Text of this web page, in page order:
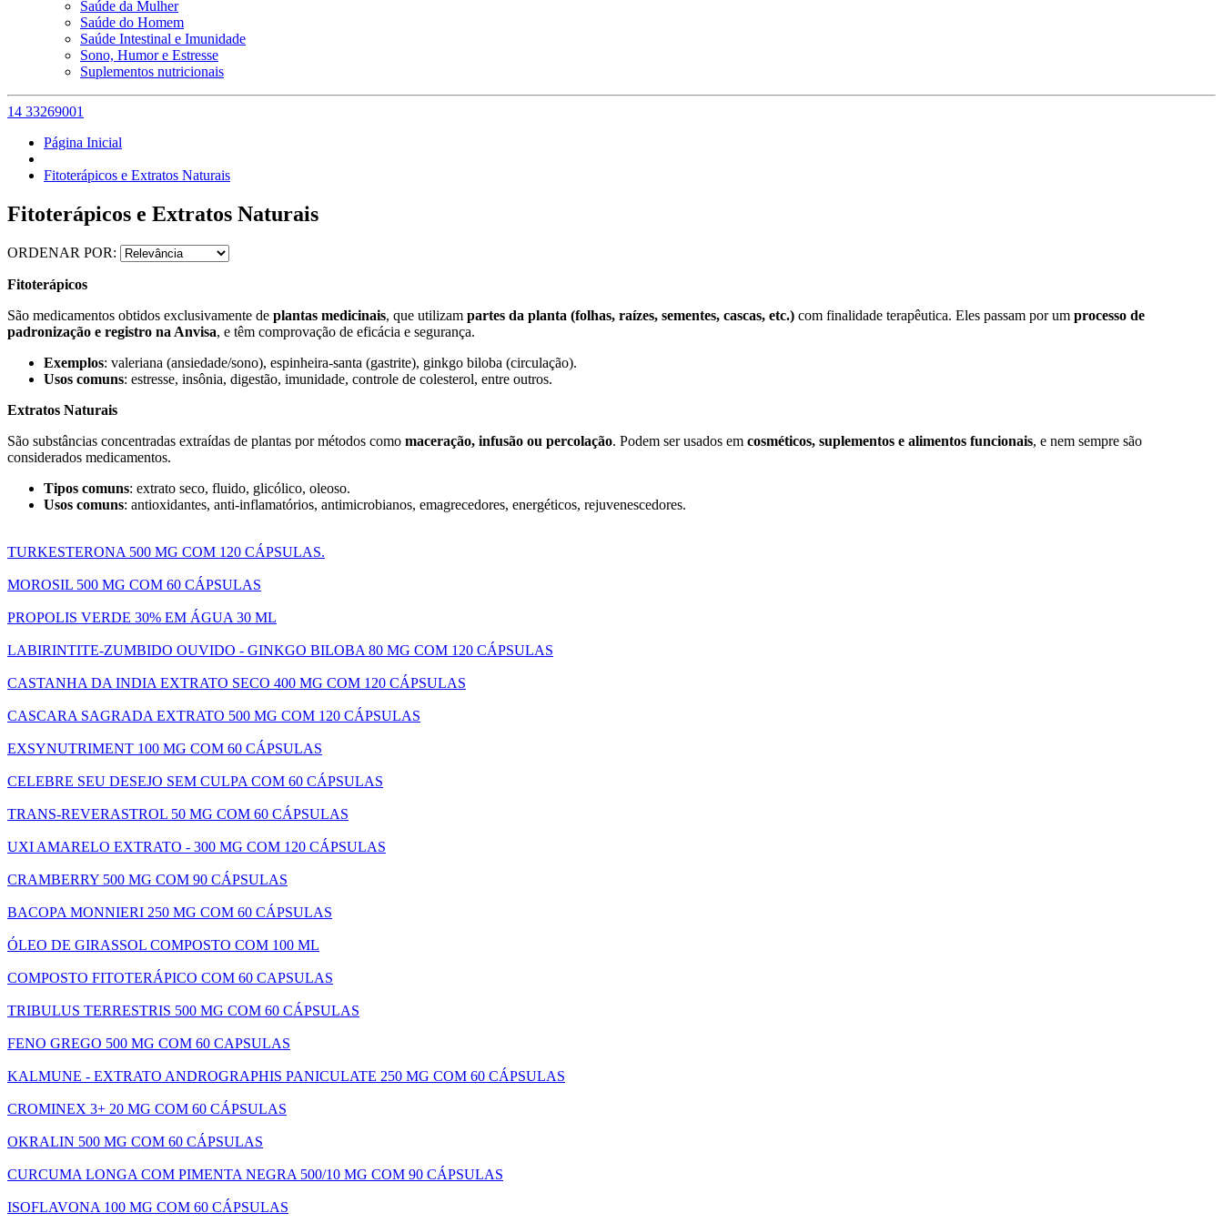
Saúde da Mulher
Saúde do Homem
Saúde Intestinal e Imunidade
Sono, Humor e Estresse
Suplementos nutricionais
14 33269001
Página Inicial
Fitoterápicos e Extratos Naturais
Fitoterápicos e Extratos Naturais
ORDENAR POR:
Fitoterápicos
São medicamentos obtidos exclusivamente de plantas medicinais, que utilizam partes da planta (folhas, raízes, sementes, cascas, etc.) com finalidade terapêutica. Eles passam por um processo de
padronização e registro na Anvisa, e têm comprovação de eficácia e segurança.
Exemplos: valeriana (ansiedade/sono), espinheira-santa (gastrite), ginkgo biloba (circulação).
Usos comuns: estresse, insônia, digestão, imunidade, controle de colesterol, entre outros.
Extratos Naturais
São substâncias concentradas extraídas de plantas por métodos como maceração, infusão ou percolação. Podem ser usados em cosméticos, suplementos e alimentos funcionais, e nem sempre são
considerados medicamentos.
Tipos comuns: extrato seco, fluido, glicólico, oleoso.
Usos comuns: antioxidantes, anti-inflamatórios, antimicrobianos, emagrecedores, energéticos, rejuvenescedores.
TURKESTERONA 500 MG COM 120 CÁPSULAS.
MOROSIL 500 MG COM 60 CÁPSULAS
PROPOLIS VERDE 30% EM ÁGUA 30 ML
LABIRINTITE-ZUMBIDO OUVIDO - GINKGO BILOBA 80 MG COM 120 CÁPSULAS
CASTANHA DA INDIA EXTRATO SECO 400 MG COM 120 CÁPSULAS
CASCARA SAGRADA EXTRATO 500 MG COM 120 CÁPSULAS
EXSYNUTRIMENT 100 MG COM 60 CÁPSULAS
CELEBRE SEU DESEJO SEM CULPA COM 60 CÁPSULAS
TRANS-REVERASTROL 50 MG COM 60 CÁPSULAS
UXI AMARELO EXTRATO - 300 MG COM 120 CÁPSULAS
CRAMBERRY 500 MG COM 90 CÁPSULAS
BACOPA MONNIERI 250 MG COM 60 CÁPSULAS
ÓLEO DE GIRASSOL COMPOSTO COM 100 ML
COMPOSTO FITOTERÁPICO COM 60 CAPSULAS
TRIBULUS TERRESTRIS 500 MG COM 60 CÁPSULAS
FENO GREGO 500 MG COM 60 CAPSULAS
KALMUNE - EXTRATO ANDROGRAPHIS PANICULATE 250 MG COM 60 CÁPSULAS
CROMINEX 3+ 20 MG COM 60 CÁPSULAS
OKRALIN 500 MG COM 60 CÁPSULAS
CURCUMA LONGA COM PIMENTA NEGRA 500/10 MG COM 90 CÁPSULAS
ISOFLAVONA 100 MG COM 60 CÁPSULAS